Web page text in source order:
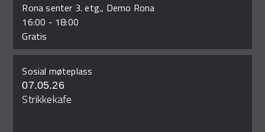
Rona senter 3. etg., Demo Rona
16:00 - 18:00
Gratis
Sosial møteplass
07.05.26
Strikkekafe